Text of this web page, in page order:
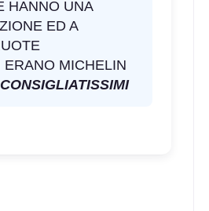
HANNO UNA
ED A
MICHELIN